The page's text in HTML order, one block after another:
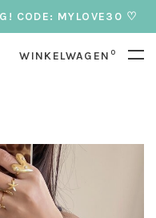
CODE: MYLOVE30 ♡
WINKELWAGEN 0